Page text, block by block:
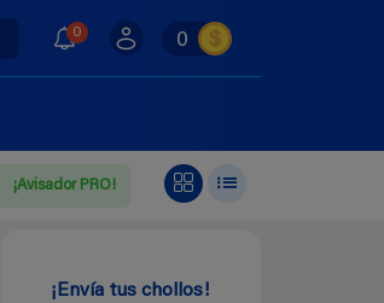
0 0
¡Avisador PRO!
¡Envía tus chollos!